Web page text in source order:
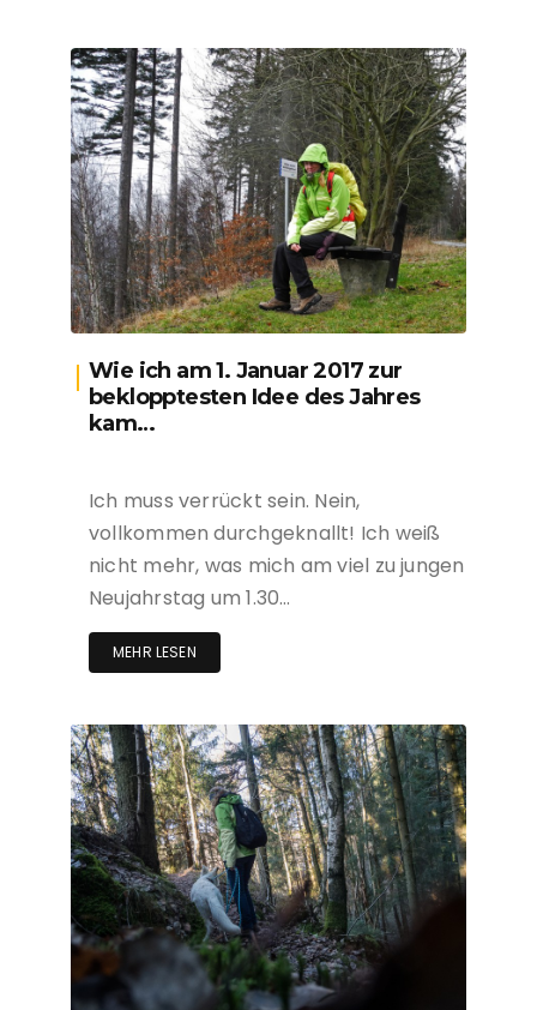
Wie ich am 1. Januar 2017 zur
beklopptesten Idee des Jahres
kam…
Ich muss verrückt sein. Nein,
vollkommen durchgeknallt! Ich weiß
nicht mehr, was mich am viel zu jungen
Neujahrstag um 1.30…
MEHR LESEN